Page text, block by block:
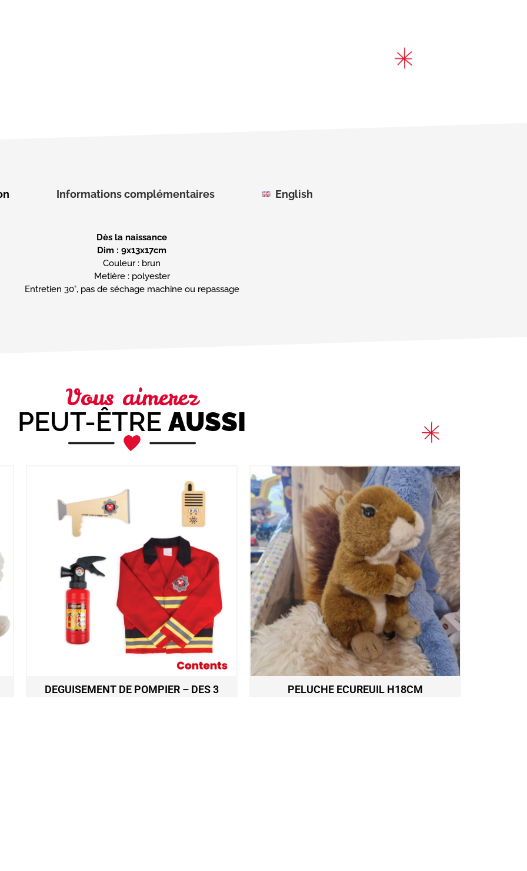
Informations complémentaires English
Dès la naissance
Dim : 9x13x17cm
Couleur : brun
Metière : polyester
Entretien 30°, pas de séchage machine ou repassage
Vous aimerez
PEUT-ÊTRE AUSSI
DEGUISEMENT DE POMPIER – DES 3
PELUCHE ECUREUIL H18CM